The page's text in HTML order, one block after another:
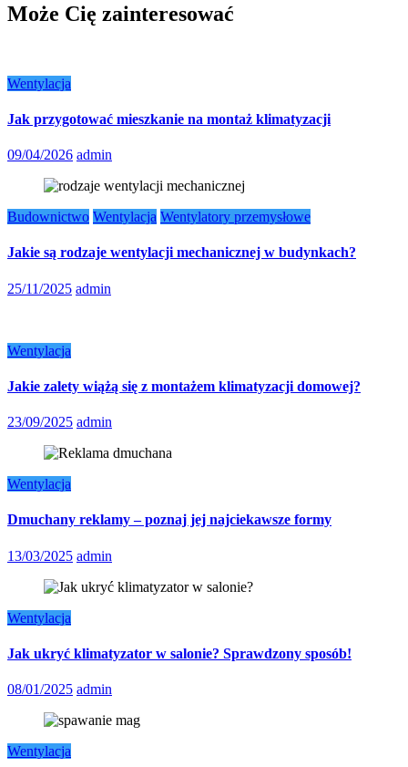
Może Cię zainteresować
Wentylacja
Jak przygotować mieszkanie na montaż klimatyzacji
09/04/2026 admin
Budownictwo Wentylacja Wentylatory przemysłowe
Jakie są rodzaje wentylacji mechanicznej w budynkach?
25/11/2025 admin
Wentylacja
Jakie zalety wiążą się z montażem klimatyzacji domowej?
23/09/2025 admin
Wentylacja
Dmuchany reklamy – poznaj jej najciekawsze formy
13/03/2025 admin
Wentylacja
Jak ukryć klimatyzator w salonie? Sprawdzony sposób!
08/01/2025 admin
Wentylacja